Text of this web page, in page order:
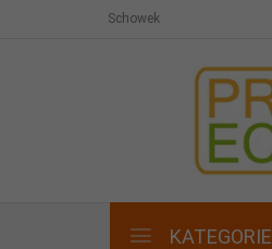
Schowek
KATEGORIE